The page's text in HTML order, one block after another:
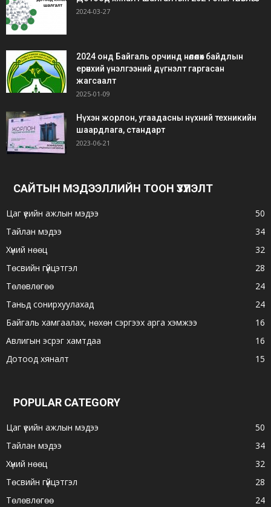
2024-03-27
2024 онд Байгаль орчинд нөлөөлөх байдлын
ерөнхий үнэлгээний дүгнэлт гаргасан
жагсаалт
2025-01-09
Нүхэн жорлон, угаадасны нүхний техникийн
шаардлага, стандарт
2023-06-21
САЙТЫН МЭДЭЭЛЛИЙН ТООН ҮЗҮҮЛЭЛТ
Цаг үеийн ажлын мэдээ
50
Тайлан мэдээ
34
Хүний нөөц
32
Төсвийн гүйцэтгэл
28
Төлөвлөгөө
24
Таньд сонирхуулахад
24
Байгаль хамгаалах, нөхөн сэргээх арга хэмжээ
16
Авлигын эсрэг хамтдаа
16
Дотоод хяналт
15
POPULAR CATEGORY
Цаг үеийн ажлын мэдээ
50
Тайлан мэдээ
34
Хүний нөөц
32
Төсвийн гүйцэтгэл
28
Төлөвлөгөө
24